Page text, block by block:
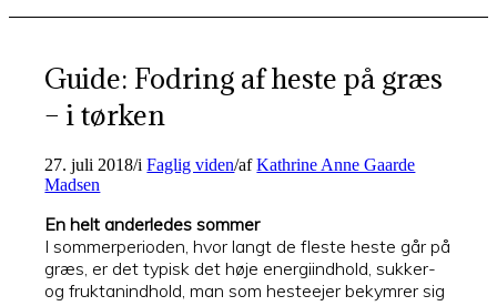
Guide: Fodring af heste på græs
– i tørken
27. juli 2018/iFaglig viden/afKathrine Anne Gaarde
Madsen
En helt anderledes sommer
I sommerperioden, hvor langt de fleste heste går på
græs, er det typisk det høje energiindhold, sukker-
og fruktanindhold, man som hesteejer bekymrer sig